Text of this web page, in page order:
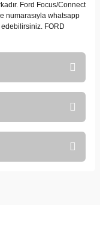
Ford Focus/Connect
numarasıyla whatsapp
FORD